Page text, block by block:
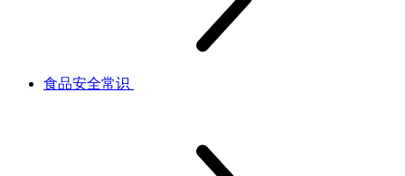
食品安全常识